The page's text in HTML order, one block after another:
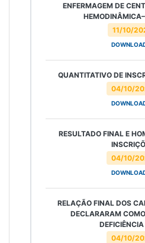
11/10/
ENFERMAGEM DE
04/10/
QUANTITATIVO DE
04/10/
RESULTADO FINAL E
04/10/
RELAÇÃO FINAL DOS
DECLARARAM